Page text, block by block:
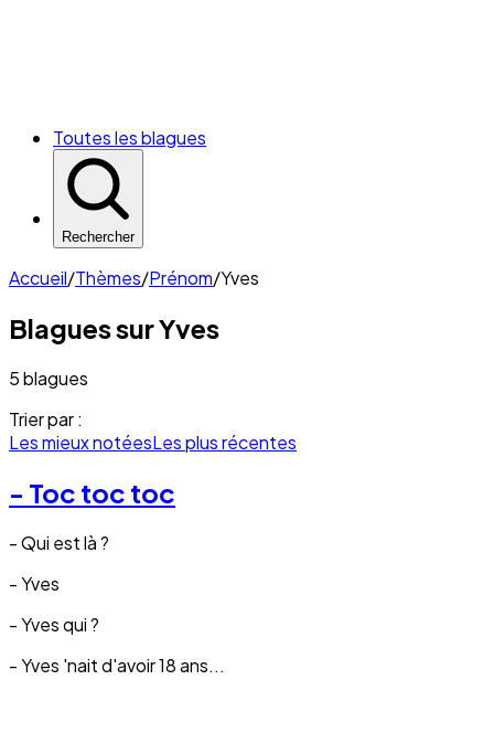
Toutes les blagues
Rechercher
Accueil/Thèmes/Prénom/Yves
Blagues surYves
5 blagues
Trier par :
Les mieux notéesLes plus récentes
- Toc toc toc
- Qui est là ?
- Yves
- Yves qui ?
- Yves 'nait d'avoir 18 ans...